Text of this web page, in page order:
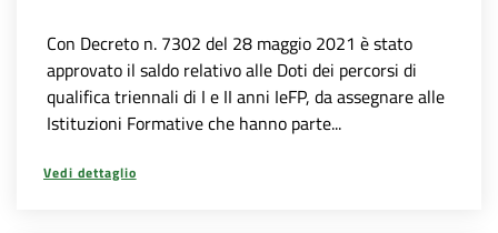
Con Decreto n. 7302 del 28 maggio 2021 è stato
approvato il saldo relativo alle Doti dei percorsi di
qualifica triennali di I e II anni IeFP, da assegnare alle
Istituzioni Formative che hanno parte...
Vedi dettaglio